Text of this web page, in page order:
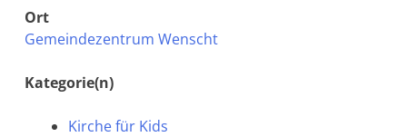
Ort
Gemeindezentrum Wenscht
Kategorie(n)
Kirche für Kids